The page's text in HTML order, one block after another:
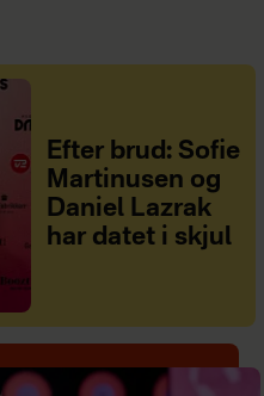
Efter brud: Sofie
Martinusen og
Daniel Lazrak
har datet i skjul